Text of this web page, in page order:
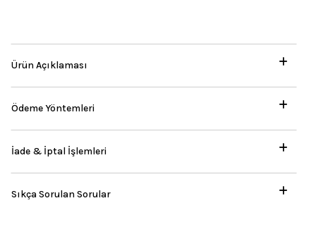
Ürün Açıklaması
Ödeme Yöntemleri
İade & İptal İşlemleri
Sıkça Sorulan Sorular